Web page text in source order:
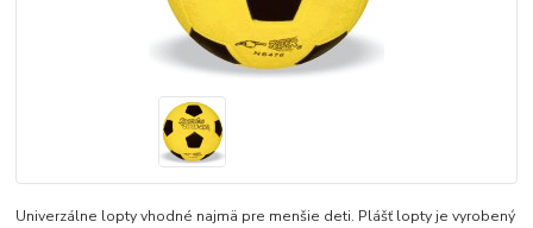
Univerzálne lopty vhodné najmä pre menšie deti. Plášť lopty je vyrobený